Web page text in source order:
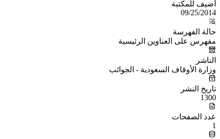
أُضيف للمكتبة
09/25/2014
حالة الفهرسة
مفهرس على العناوين الرئيسية
الناشر
وزارة الأوقاف السعودية - الجوائب
تاريخ النشر
1300
عدد الصفحات
1